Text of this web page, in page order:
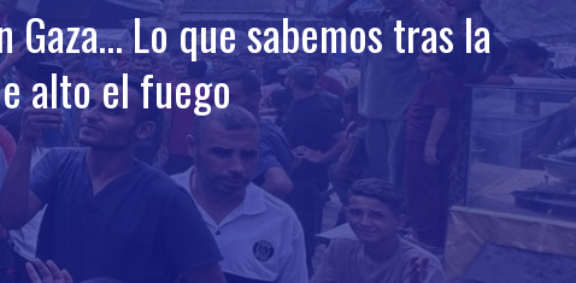
Lo que sabemos tras la
alto el fuego